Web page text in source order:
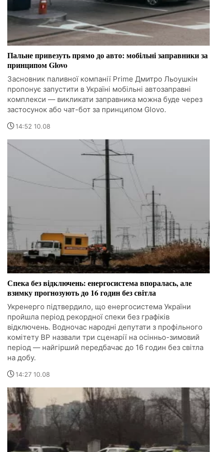
Пальне привезуть прямо до авто: мобільні заправники за
принципом Glovo
Засновник паливної компанії Prime Дмитро Льоушкін
пропонує запустити в Україні мобільні автозаправні
комплекси — викликати заправника можна буде через
застосунок або чат-бот за принципом Glovo.
14:52 10.08
Спека без відключень: енергосистема впоралась, але
взимку прогнозують до 16 годин без світла
Укренерго підтвердило, що енергосистема України
пройшла період рекордної спеки без графіків
відключень. Водночас народні депутати з профільного
комітету ВР назвали три сценарії на осінньо-зимовий
період — найгірший передбачає до 16 годин без світла
на добу.
14:27 10.08